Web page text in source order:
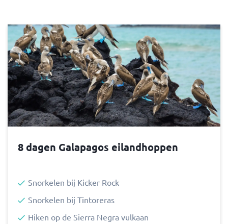
8 dagen Galapagos eilandhoppen
Snorkelen bij Kicker Rock
Snorkelen bij Tintoreras
Hiken op de Sierra Negra vulkaan